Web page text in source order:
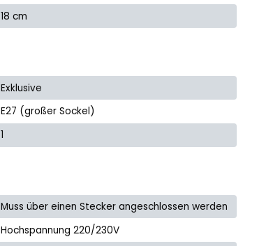
18 cm
Exklusive
E27 (großer Sockel)
1
Muss über einen Stecker angeschlossen werden
Hochspannung 220/230V